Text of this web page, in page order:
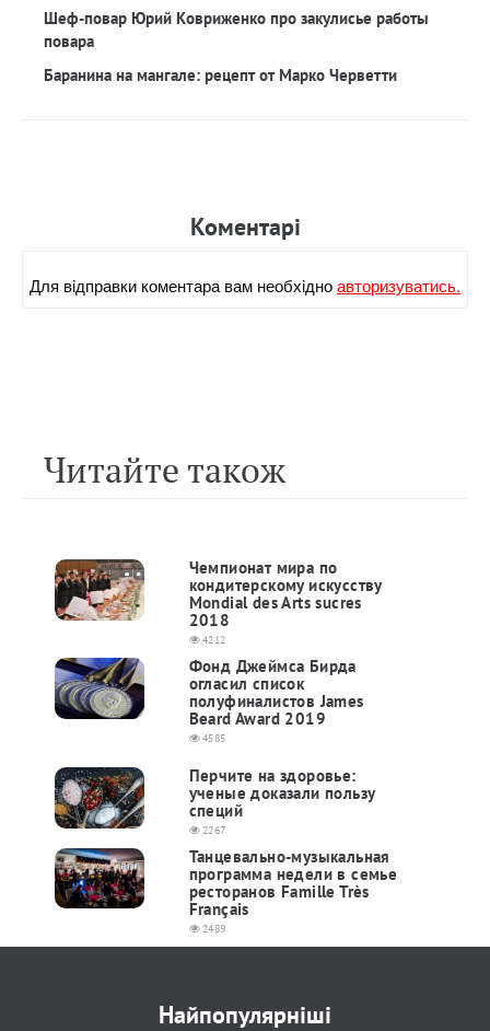
Шеф-повар Юрий Ковриженко про закулисье работы
повара
Баранина на мангале: рецепт от Марко Черветти
Коментарi
Для вiдправки коментара вам необхiдноавторизуватись.
Читайте також
Чемпионат мира по
кондитерскому искусству
Mondial des Arts sucres
2018
4212
Фонд Джеймса Бирда
огласил список
полуфиналистов James
Beard Award 2019
4585
Перчите на здоровье:
ученые доказали пользу
специй
2267
Танцевально-музыкальная
программа недели в семье
ресторанов Famille Très
Français
2489
Найпопулярніші